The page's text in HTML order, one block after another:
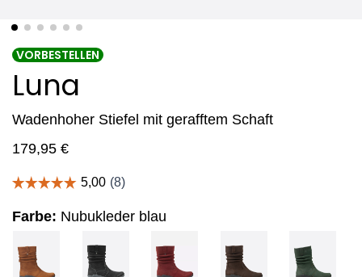
VORBESTELLEN
Luna
Wadenhoher Stiefel mit gerafftem Schaft
179,95 €
Farbe: Nubukleder blau